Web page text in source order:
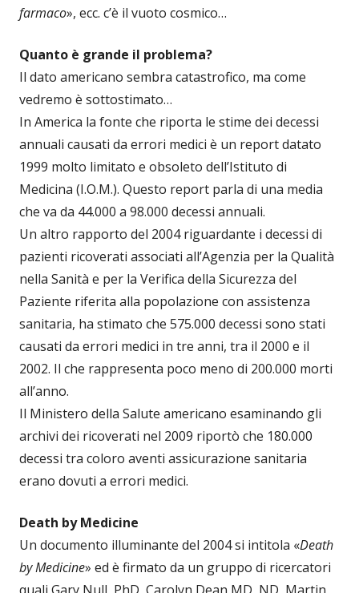
farmaco», ecc. c’è il vuoto cosmico…
Quanto è grande il problema?
Il dato americano sembra catastrofico, ma come
vedremo è sottostimato…
In America la fonte che riporta le stime dei decessi
annuali causati da errori medici è un report datato
1999 molto limitato e obsoleto dell’Istituto di
Medicina (I.O.M.). Questo report parla di una media
che va da 44.000 a 98.000 decessi annuali.
Un altro rapporto del 2004 riguardante i decessi di
pazienti ricoverati associati all’Agenzia per la Qualità
nella Sanità e per la Verifica della Sicurezza del
Paziente riferita alla popolazione con assistenza
sanitaria, ha stimato che 575.000 decessi sono stati
causati da errori medici in tre anni, tra il 2000 e il
2002. Il che rappresenta poco meno di 200.000 morti
all’anno.
Il Ministero della Salute americano esaminando gli
archivi dei ricoverati nel 2009 riportò che 180.000
decessi tra coloro aventi assicurazione sanitaria
erano dovuti a errori medici.
Death by Medicine
Un documento illuminante del 2004 si intitola «Death
by Medicine» ed è firmato da un gruppo di ricercatori